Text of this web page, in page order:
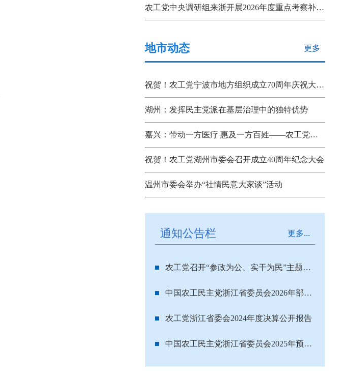
农工党中央调研组来浙开展2026年度重点考察补充调研
更多
地市动态
祝贺！农工党宁波市地方组织成立70周年庆祝大会召开
湖州：发挥民主党派在基层治理中的独特优势
嘉兴：带动一方医疗 惠及一方百姓——农工党省、市、县三级组织联动助推嘉善“双示范”建设
祝贺！农工党湖州市委会召开成立40周年纪念大会
温州市委会举办“社情民意大家谈”活动
更多...
通知公告栏
农工党召开“参政为公、实干为民”主题教育动员部署会 浙江设分会场
中国农工民主党浙江省委员会2026年部门预算
农工党浙江省委会2024年度决算公开报告
中国农工民主党浙江省委员会2025年预算公开